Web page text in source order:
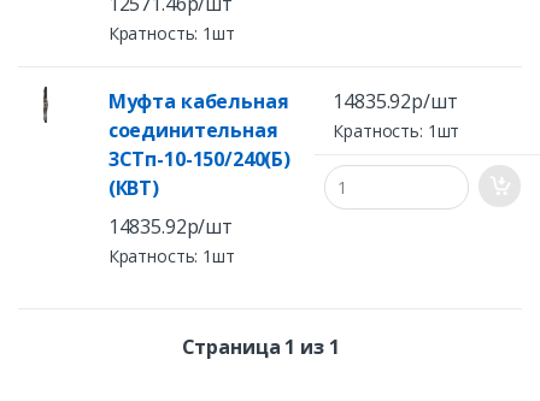
Кратность: 1шт
Муфта кабельная
соединительная
3СТп-10-150/240(Б)
(КВТ)
14835.92р/шт
Кратность: 1шт
14835.92р/шт
Кратность: 1шт
Страница 1 из 1